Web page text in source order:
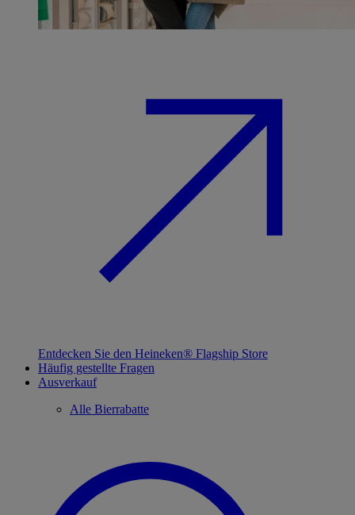
Entdecken Sie den Heineken® Flagship Store
Häufig gestellte Fragen
Ausverkauf
Alle Bierrabatte